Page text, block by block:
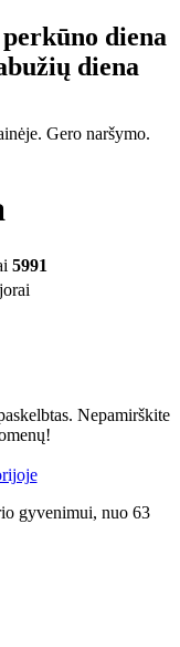
diena
diena
Gero naršymo.
5991
Nepamirškite
gyvenimui, nuo 63